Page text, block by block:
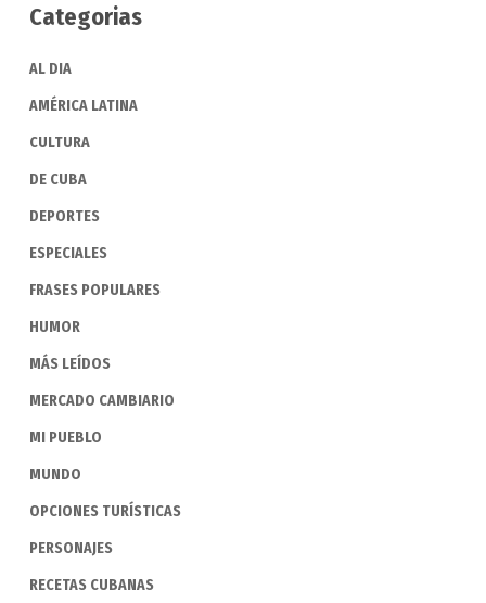
Categorias
AL DIA
AMÉRICA LATINA
CULTURA
DE CUBA
DEPORTES
ESPECIALES
FRASES POPULARES
HUMOR
MÁS LEÍDOS
MERCADO CAMBIARIO
MI PUEBLO
MUNDO
OPCIONES TURÍSTICAS
PERSONAJES
RECETAS CUBANAS